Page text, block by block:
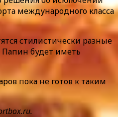
международного класса
стилистически разные
Папин будет иметь
пока не готов к таким